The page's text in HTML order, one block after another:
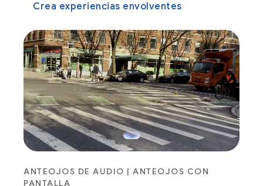
Crea experiencias envolventes
ANTEOJOS DE AUDIO | ANTEOJOS CON
PANTALLA